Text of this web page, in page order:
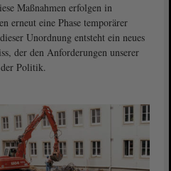
Maßnahmen erfolgen in
erneut eine Phase temporärer
Unordnung entsteht ein neues
der den Anforderungen unserer
Politik.